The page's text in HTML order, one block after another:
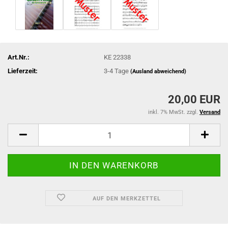
Art.Nr.:
KE 22338
Lieferzeit:
3-4 Tage(Ausland abweichend)
20,00 EUR
inkl. 7% MwSt. zzgl. Versand
AUF DEN MERKZETTEL